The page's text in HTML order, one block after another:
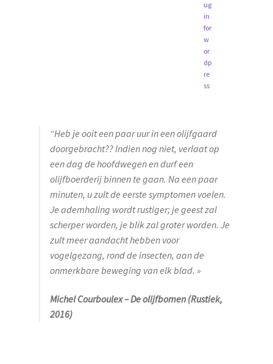
“Heb je ooit een paar uur in een olijfgaard
doorgebracht?? Indien nog niet, verlaat op
een dag de hoofdwegen en durf een
olijfboerderij binnen te gaan. Na een paar
minuten, u zult de eerste symptomen voelen.
Je ademhaling wordt rustiger; je geest zal
scherper worden, je blik zal groter worden. Je
zult meer aandacht hebben voor
vogelgezang, rond de insecten, aan de
onmerkbare beweging van elk blad. »
Michel Courboulex – De olijfbomen(Rustiek,
2016)